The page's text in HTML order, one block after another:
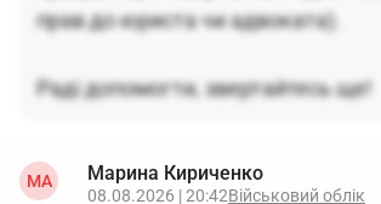
прав до юриста чи адвоката).
Раді допомогти, звертайтесь ще!
МА Марина Кириченко
08.08.2026 | 20:42Військовий облік